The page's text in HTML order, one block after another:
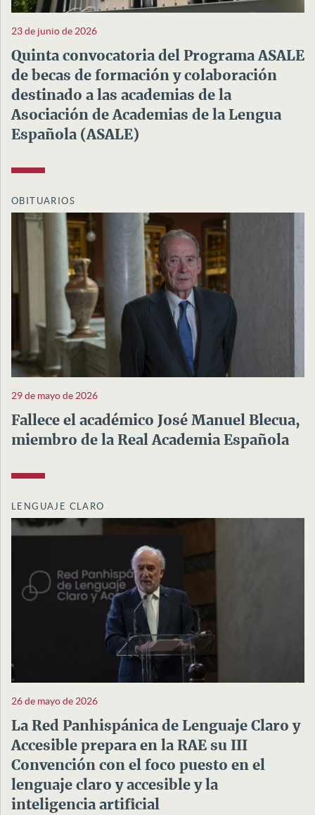
23 de junio de 2026
Quinta convocatoria del Programa ASALE
de becas de formación y colaboración
destinado a las academias de la
Asociación de Academias de la Lengua
Española (ASALE)
OBITUARIOS
29 de mayo de 2026
Fallece el académico José Manuel Blecua,
miembro de la Real Academia Española
LENGUAJE CLARO
26 de mayo de 2026
La Red Panhispánica de Lenguaje Claro y
Accesible prepara en la RAE su III
Convención con el foco puesto en el
lenguaje claro y accesible y la
inteligencia artificial